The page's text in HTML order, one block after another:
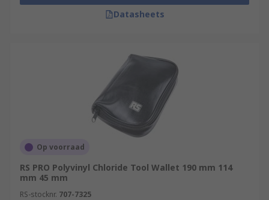
Datasheets
Op voorraad
RS PRO Polyvinyl Chloride Tool Wallet 190 mm 114
mm 45 mm
RS-stocknr. 707-7325